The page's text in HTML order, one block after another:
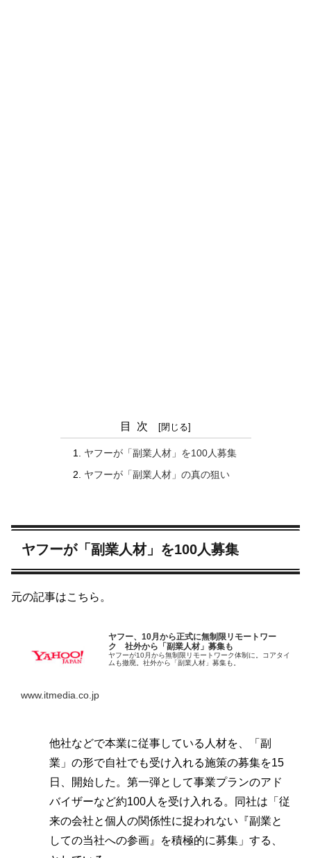
目次
ヤフーが「副業人材」を100人募集
ヤフーが「副業人材」の真の狙い
ヤフーが「副業人材」を100人募集
元の記事はこちら。
ヤフー、10月から正式に無制限リモートワー
ク 社外から「副業人材」募集も
ヤフーが10月から無制限リモートワーク体制に。コアタイ
ムも撤廃。社外から「副業人材」募集も。
www.itmedia.co.jp
他社などで本業に従事している人材を、「副
業」の形で自社でも受け入れる施策の募集を15
日、開始した。第一弾として事業プランのアド
バイザーなど約100人を受け入れる。同社は「従
来の会社と個人の関係性に捉われない『副業と
しての当社への参画』を積極的に募集」する、